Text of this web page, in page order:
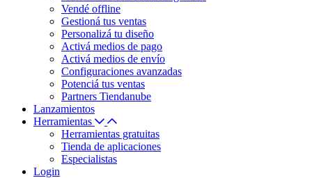
Vendé offline
Gestioná tus ventas
Personalizá tu diseño
Activá medios de pago
Activá medios de envío
Configuraciones avanzadas
Potenciá tus ventas
Partners Tiendanube
Lanzamientos
Herramientas
Herramientas gratuitas
Tienda de aplicaciones
Especialistas
Login